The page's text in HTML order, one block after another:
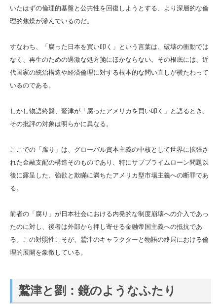
いたはずの倫理的基盤と公共性を回復しようとする、より深層的な倫
理的焦燥が滲んでいるのだ。
すなわち、「腐った日本を買い叩く」という言葉は、破壊の衝動では
なく、再生のための過激な処方箋にほかならない。その根底には、近
代国家の統治構造や経済倫理に対する根本的な問い直しが横たわって
いるのである。
しかし物語終盤、鷲津が「腐ったアメリカを買い叩く」と語るとき、
その批評の対象は明らかに異なる。
ここでの「腐り」は、グローバル資本主義の中核として世界に拡張さ
れた金融支配の構造そのものであり、特にサブプライムローン問題以
後に露呈した、強欲と欺瞞に満ちたアメリカ型市場主義への断罪であ
る。
前者の「腐り」が日本社会における内発的な制度崩壊への介入であっ
たのに対し、後者は外部から押し寄せる金融帝国主義への抵抗であ
る。この対照性こそが、鷲津のキャラクターと物語の終局における倫
理的展開を象徴している。
鷲津と劉：鏡のようなふたり